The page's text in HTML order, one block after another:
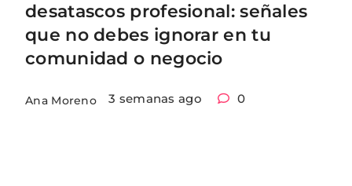
desatascos profesional: señales
que no debes ignorar en tu
comunidad o negocio
Ana Moreno 3 semanas ago 0